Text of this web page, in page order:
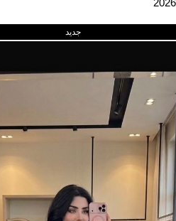
جديد